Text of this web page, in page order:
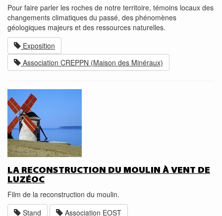
Pour faire parler les roches de notre territoire, témoins locaux des
changements climatiques du passé, des phénomènes
géologiques majeurs et des ressources naturelles.
Exposition
Association CREPPN (Maison des Minéraux)
LA RECONSTRUCTION DU MOULIN À VENT DE
LUZÉOC
Film de la reconstruction du moulin.
Stand
Association EOST